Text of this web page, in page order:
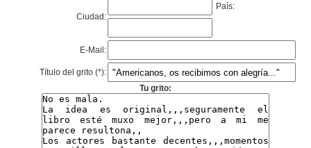
Ciudad:
País:
E-Mail:
Título del grito (*):
Tu grito: